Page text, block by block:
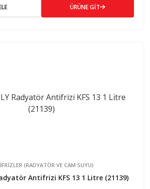
ÜRÜNE GİT
(RADYATÖR VE CAM SUYU)
Antifrizi KFS 13 1 Litre (21139)